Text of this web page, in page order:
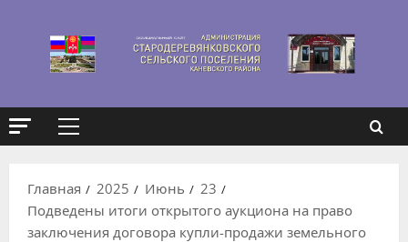
содержимому
Основное
Главная
2025 Июнь
23
Подведены итоги открытого аукциона на право
заключения договора купли-продажи земельного